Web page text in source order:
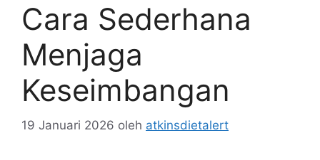
Cara Sederhana
Menjaga
Keseimbangan
19 Januari 2026 oleh atkinsdietalert